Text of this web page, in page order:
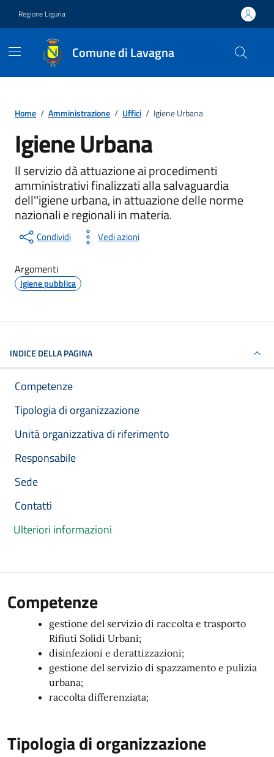
Regione Liguria
Comune di Lavagna
Home / Amministrazione / Uffici / Igiene Urbana
Igiene Urbana
Unità organizzativa
Il servizio dà attuazione ai procedimenti
amministrativi finalizzati alla salvaguardia
dell''igiene urbana, in attuazione delle norme
nazionali e regionali in materia.
Condividi Vedi azioni
Argomenti
Igiene pubblica
INDICE DELLA PAGINA
Competenze
Tipologia di organizzazione
Unità organizzativa di riferimento
Responsabile
Sede
Contatti
Ulteriori informazioni
Competenze
gestione del servizio di raccolta e trasporto
Rifiuti Solidi Urbani;
disinfezioni e derattizzazioni;
gestione del servizio di spazzamento e pulizia
urbana;
raccolta differenziata;
Tipologia di organizzazione